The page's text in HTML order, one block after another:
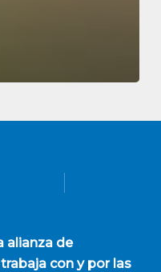
alianza de
con y por las